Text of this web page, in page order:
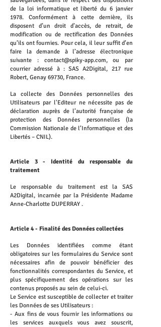
de la loi informatique et liberté du 6 janvier
1978. Conformément à cette dernière, ils
disposent d’un droit d’accès, de retrait, de
modification ou de rectification des Données
qu’ils ont fournies. Pour cela, il leur suffit d’en
faire la demande à l’adresse électronique
suivante : contact@spiky-app.com, ou par
courrier adressé à : SAS A2Digital, 217 rue
Robert, Genay 69730, France.
La collecte des Données personnelles des
Utilisateurs par l'Editeur ne nécessite pas de
déclaration auprès de l’autorité française de
protection des Données personnelles (la
Commission Nationale de l’Informatique et des
Libertés – CNIL).
Article 3 - Identité du responsable du
traitement
Le responsable du traitement est la SAS
A2Digital, incarnée par la Présidente Madame
Anne-Charlotte DUPERRAY .
Article 4 - Finalité des Données collectées
Les Données identifiées comme étant
obligatoires sur les formulaires du Service sont
nécessaires afin de pouvoir bénéficier des
fonctionnalités correspondantes du Service, et
plus spécifiquement des opérations sur les
contenus proposés au sein de celui-ci.
Le Service est susceptible de collecter et traiter
les Données de ses Utilisateurs :
- Aux fins de vous fournir les informations ou
les services auxquels vous avez souscrit,